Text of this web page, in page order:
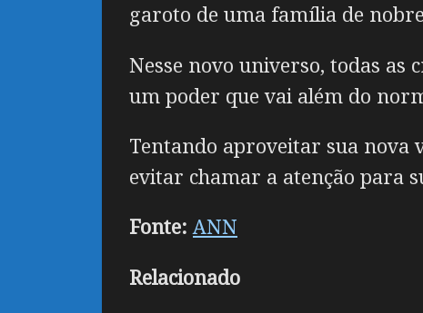
garoto de uma família de
Nesse novo universo, todas as
um poder que vai além do
Tentando aproveitar sua nova
evitar chamar a atenção para
Fonte:ANN
Relacionado